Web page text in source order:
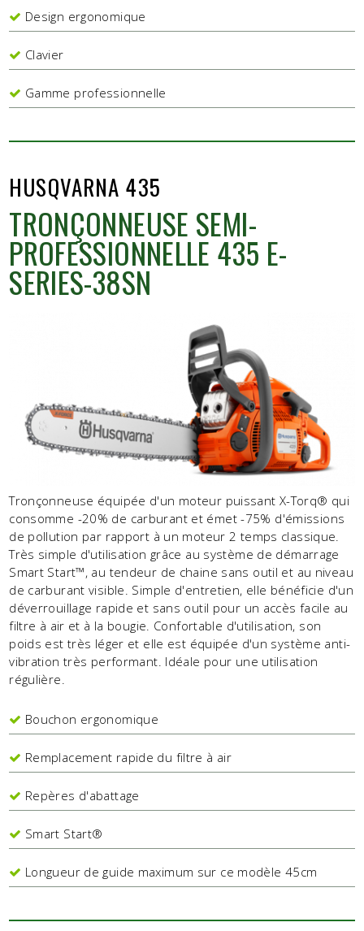
Design ergonomique
Clavier
Gamme professionnelle
HUSQVARNA 435
TRONÇONNEUSE SEMI-
PROFESSIONNELLE 435 E-
SERIES-38SN
Tronçonneuse équipée d'un moteur puissant X-Torq® qui
consomme -20% de carburant et émet -75% d'émissions
de pollution par rapport à un moteur 2 temps classique.
Très simple d'utilisation grâce au système de démarrage
Smart Start™, au tendeur de chaine sans outil et au niveau
de carburant visible. Simple d'entretien, elle bénéficie d'un
déverrouillage rapide et sans outil pour un accès facile au
filtre à air et à la bougie. Confortable d'utilisation, son
poids est très léger et elle est équipée d'un système anti-
vibration très performant. Idéale pour une utilisation
régulière.
Bouchon ergonomique
Remplacement rapide du filtre à air
Repères d'abattage
Smart Start®
Longueur de guide maximum sur ce modèle 45cm